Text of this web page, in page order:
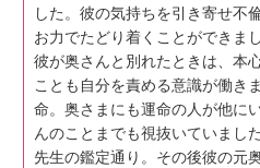
した。彼の気持ちを引き寄せ不
お力でたどり着くことができまし
彼が奥さんと別れたときは、本
ことも自分を責める意識が働き
命。奥さまにも運命の人が他に
んのことまでも視抜いていました
先生の鑑定通り。その後彼の元